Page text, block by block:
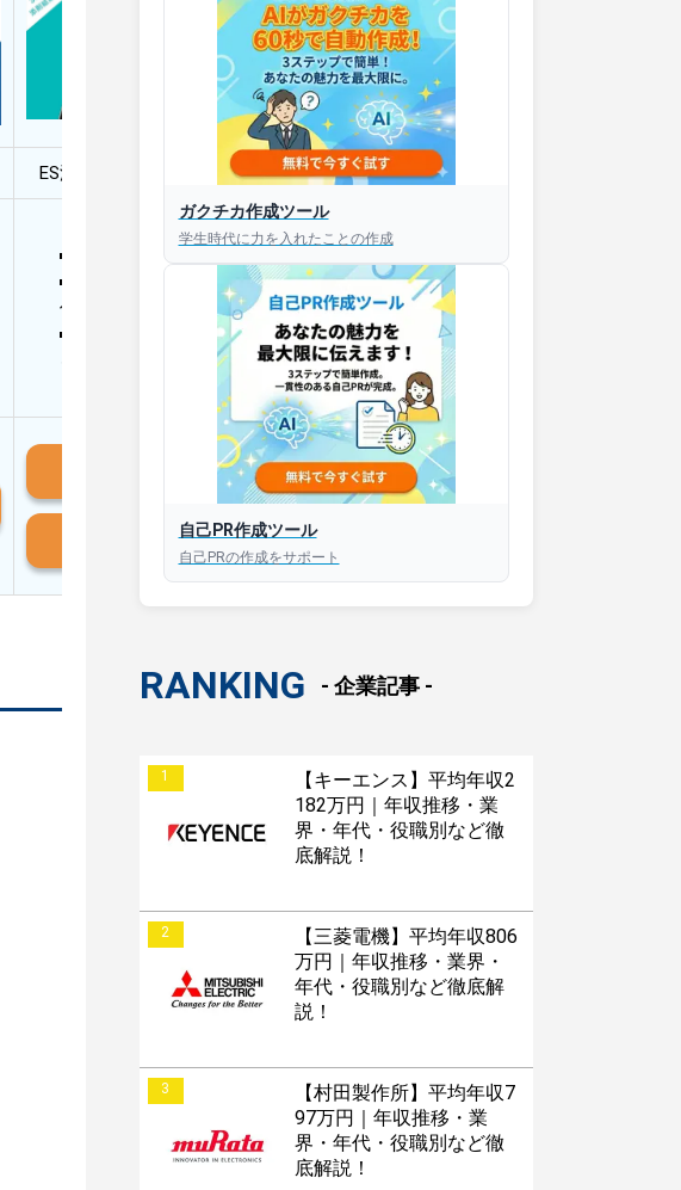
ES添削・面接対策アプリ【無料】
30秒以内にあなたのESを添削
30秒以内にあなただけのESを
作成
AIと対話して面接練習ができ
iOS版はこちら
Android版はこちら
ガクチカ作成ツール
学生時代に力を入れたことの作成
自己PR作成ツール
自己PRの作成をサポート
RANKING - 企業記事 -
1
【キーエンス】平均年収2
182万円｜年収推移・業
界・年代・役職別など徹
底解説！
2
【三菱電機】平均年収806
万円｜年収推移・業界・
年代・役職別など徹底解
説！
3
【村田製作所】平均年収7
97万円｜年収推移・業
界・年代・役職別など徹
底解説！